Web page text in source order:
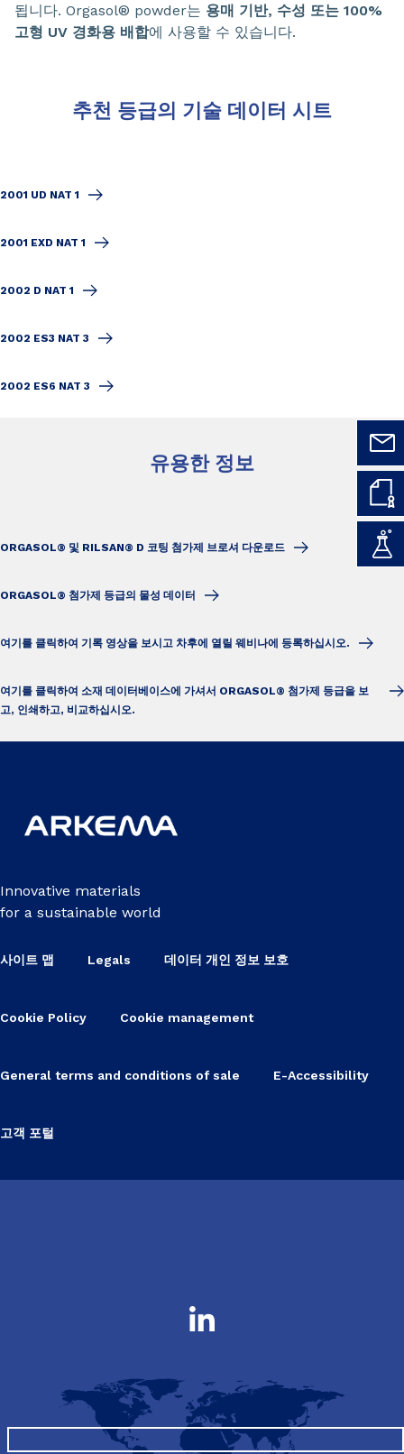
됩니다. Orgasol® powder는 용매 기반, 수성 또는 100%
고형 UV 경화용 배합에 사용할 수 있습니다.
추천 등급의 기술 데이터 시트
2001 UD NAT 1
2001 EXD NAT 1
2002 D NAT 1
2002 ES3 NAT 3
2002 ES6 NAT 3
유용한 정보
ORGASOL® 및 RILSAN® D 코팅 첨가제 브로셔 다운로드
ORGASOL® 첨가제 등급의 물성 데이터
여기를 클릭하여 기록 영상을 보시고 차후에 열릴 웨비나에 등록하십시오.
여기를 클릭하여 소재 데이터베이스에 가셔서 ORGASOL® 첨가제 등급을 보
고, 인쇄하고, 비교하십시오.
Innovative materials
for a sustainable world
사이트 맵 Legals 데이터 개인 정보 보호
Cookie Policy Cookie management
General terms and conditions of sale E-Accessibility
고객 포털